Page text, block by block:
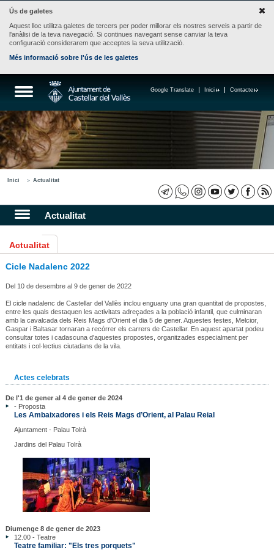
Ús de galetes
Aquest lloc utilitza galetes de tercers per poder millorar els nostres serveis a partir de
l'anàlisi de la teva navegació. Si continues navegant sense canviar la teva
configuració considerarem que acceptes la seva utilització.
Més informació sobre l'ús de les galetes
Contacte
Inici
Google Translate
Inici Actualitat
Actualitat
Actualitat
Cicle Nadalenc 2022
Del 10 de desembre al 9 de gener de 2022
El cicle nadalenc de Castellar del Vallès inclou enguany una gran quantitat de propostes,
entre les quals destaquen les activitats adreçades a la població infantil, que culminaran
amb la cavalcada dels Reis Mags d'Orient el dia 5 de gener. Aquestes festes, Melcior,
Gaspar i Baltasar tornaran a recórrer els carrers de Castellar. En aquest apartat podeu
consultar totes i cadascuna d'aquestes propostes, organitzades especialment per
entitats i col·lectius ciutadans de la vila.
Actes celebrats
De l'1 de gener al 4 de gener de 2024
- Proposta
Les Ambaixadores i els Reis Mags d’Orient, al Palau Reial
Ajuntament - Palau Tolrà
Jardins del Palau Tolrà
Diumenge 8 de gener de 2023
12.00 - Teatre
Teatre familiar: "Els tres porquets"